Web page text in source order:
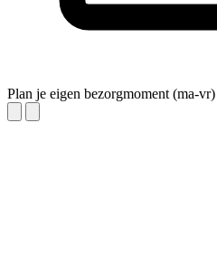
Plan je eigen bezorgmoment (ma-vr)